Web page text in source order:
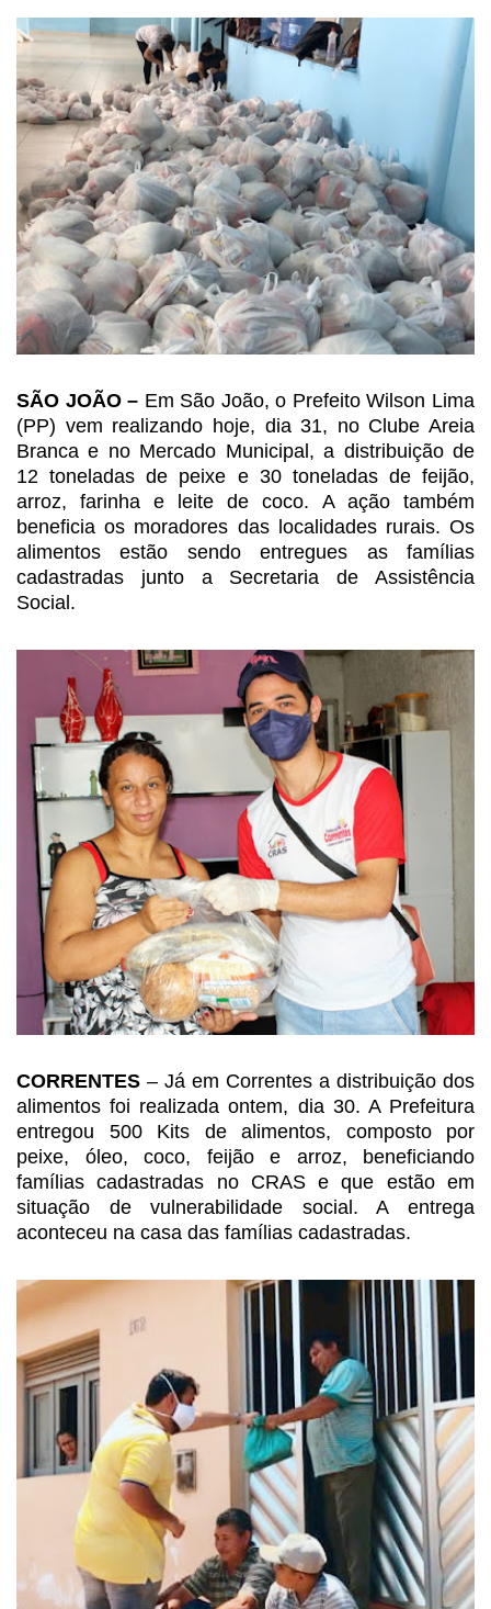
SÃO JOÃO – Em São João, o Prefeito Wilson Lima
(PP) vem realizando hoje, dia 31, no Clube Areia
Branca e no Mercado Municipal, a distribuição de
12 toneladas de peixe e 30 toneladasde feijão,
arroz, farinha e leite de coco. A ação também
beneficia os moradores das localidades rurais. Os
alimentos estão sendo entregues asfamílias
cadastradas junto a Secretaria de Assistência
Social.
CORRENTES – Já em Correntes a distribuição dos
alimentos foi realizada ontem, dia 30. A Prefeitura
entregou 500 Kits de alimentos, composto por
peixe, óleo, coco, feijão e arroz, beneficiando
famílias cadastradas no CRAS e que estão em
situação devulnerabilidade social. A entrega
aconteceu na casa das famílias cadastradas.